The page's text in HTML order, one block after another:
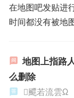
在地图吧发贴进
时间都没有被地
地图上指路
么删除
飃若流雲Ω